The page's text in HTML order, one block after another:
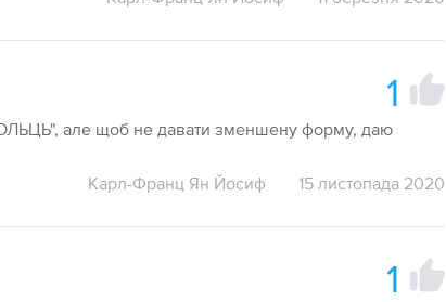
1
але щоб не давати зменшену форму, даю
Карл-Франц Ян Йосиф 15 листопада 2020
1